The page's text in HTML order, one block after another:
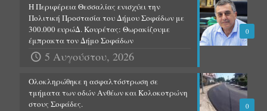
0
Η Περιφέρεια Θεσσαλίας ενισχύει την
Πολιτική Προστασία του Δήμου Σοφάδων με
300.000 ευρώΔ. Κουρέτας: Θωρακίζουμε
έμπρακτα τον Δήμο Σοφάδων
5 Αυγούστου, 2026
0
Ολοκληρώθηκε η ασφαλτόστρωση σε
τμήματα των οδών Ανθέων και Κολοκοτρώνη
στους Σοφάδες.